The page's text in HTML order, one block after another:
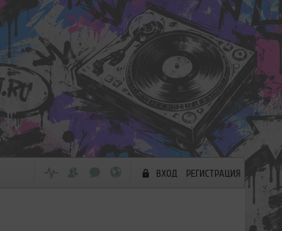
ВХОД РЕГИСТРАЦИЯ